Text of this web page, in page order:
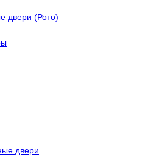
двери (Рото)
двери